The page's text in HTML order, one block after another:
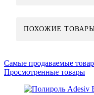
ПОХОЖИЕ
Самые продаваемые
Просмотренные товары